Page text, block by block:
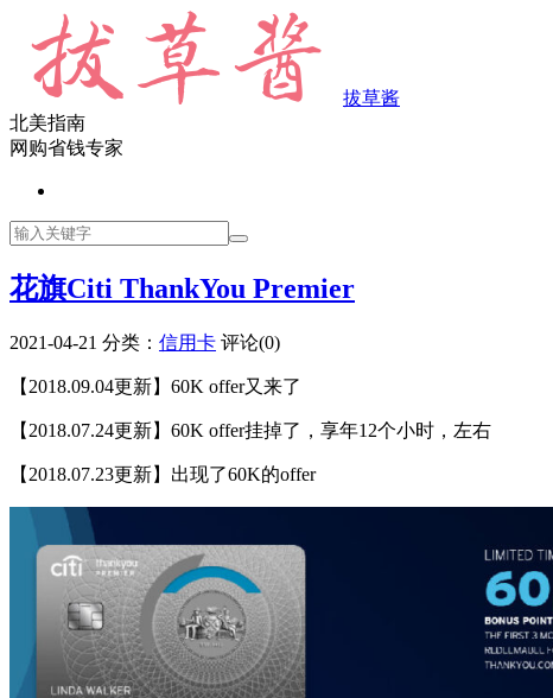
拔草酱
北美指南
网购省钱专家
花旗Citi ThankYou Premier
2021-04-21 分类： 信用卡 评论(0)
【2018.09.04更新】60K offer又来了
【2018.07.24更新】60K offer挂掉了，享年12个小时，左右
【2018.07.23更新】出现了60K的offer